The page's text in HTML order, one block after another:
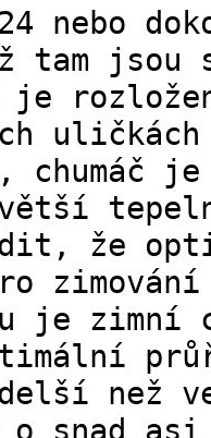
nebo
tam
je
chumáč je
že
je zimní
než